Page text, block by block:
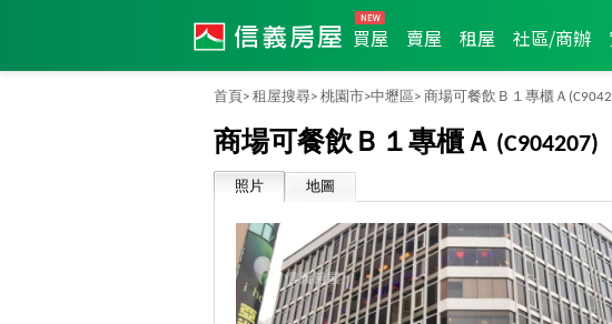
買屋 賣屋 租屋 社區/商辦
首頁> 租屋搜尋> 桃園市>中壢區> 商場可餐飲Ｂ１專櫃Ａ
商場可餐飲Ｂ１專櫃Ａ (C904207)
照片 地圖